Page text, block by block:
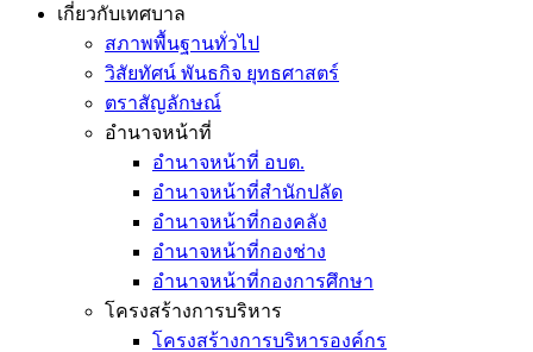
เกี่ยวกับเทศบาล
สภาพพื้นฐานทั่วไป
วิสัยทัศน์ พันธกิจ ยุทธศาสตร์
ตราสัญลักษณ์
อำนาจหน้าที่
อำนาจหน้าที่ อบต.
อำนาจหน้าที่สำนักปลัด
อำนาจหน้าที่กองคลัง
อำนาจหน้าที่กองช่าง
อำนาจหน้าที่กองการศึกษา
โครงสร้างการบริหาร
โครงสร้างการบริหารองค์กร